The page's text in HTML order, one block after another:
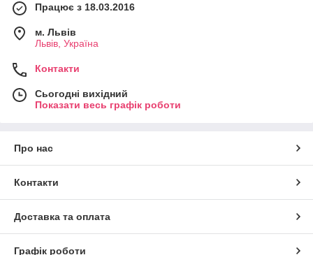
Працює з 18.03.2016
м. Львів
Львів, Україна
Контакти
Сьогодні вихідний
Показати весь графік роботи
Про нас
Контакти
Доставка та оплата
Графік роботи